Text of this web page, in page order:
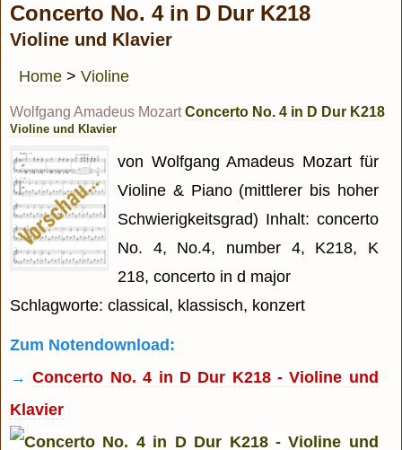
Concerto No. 4 in D Dur K218
Violine und Klavier
Home > Violine
Wolfgang Amadeus Mozart Concerto No. 4 in D Dur K218
Violine und Klavier
von Wolfgang Amadeus Mozart für
Violine & Piano (mittlerer bis hoher
Schwierigkeitsgrad) Inhalt: concerto
No. 4, No.4, number 4, K218, K
218, concerto in d major
Schlagworte: classical, klassisch, konzert
Zum Notendownload:
→Concerto No. 4 in D Dur K218 - Violine und
Klavier